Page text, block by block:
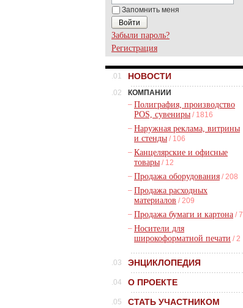
Запомнить меня
Забыли пароль?
Регистрация
.01 НОВОСТИ
.02
КОМПАНИИ
– Полиграфия, производство
POS, сувениры / 1816
– Наружная реклама, витрины
и стенды / 106
– Канцелярские и офисные
товары / 12
– Продажа оборудования / 208
– Продажа расходных
материалов / 209
– Продажа бумаги и картона / 7
– Носители для
широкоформатной печати / 2
.03 ЭНЦИКЛОПЕДИЯ
.04 О ПРОЕКТЕ
.05 СТАТЬ УЧАСТНИКОМ